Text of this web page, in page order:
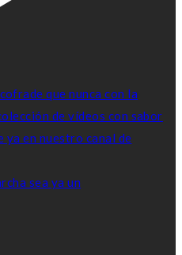
sea ya un